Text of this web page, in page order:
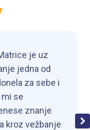
je uz
jedna od
za sebe i
mi se
znanje
kroz vežbanje